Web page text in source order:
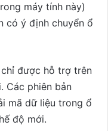
máy tính này)
có ý định chuyển ổ
được hỗ trợ trên
Các phiên bản
mã dữ liệu trong ổ
độ mới.